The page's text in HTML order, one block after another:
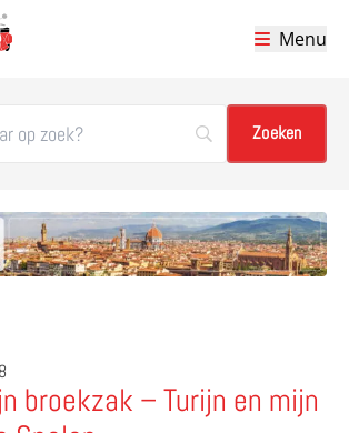
Menu
broekzak – Turijn en mijn